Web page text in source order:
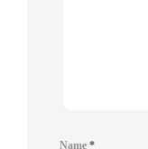
Name *